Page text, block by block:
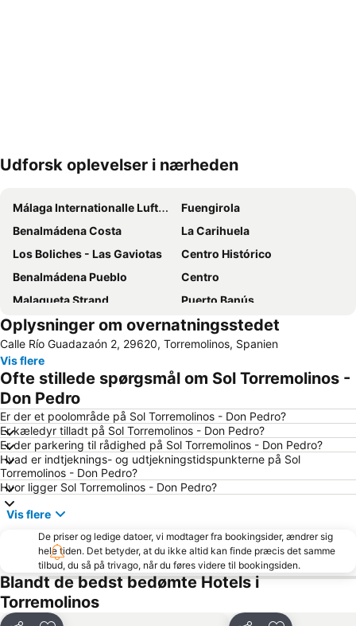
Udvid kort
Udforsk oplevelser i nærheden
Málaga Internationalle Lufthavn
Fuengirola
Benalmádena Costa
La Carihuela
Los Boliches - Las Gaviotas
Centro Histórico
Benalmádena Pueblo
Centro
Malagueta Strand
Puerto Banús
Torreblanca
Marina de Puerto Banus
Torrequebrada
Nueva Andalucía
La Malagueta
La Fonda
Centro Comercial Málaga Plaza
Marbella Golf & Country Club
El Pinillo
Malaga Busstation
La Cala Resort
Arena of La Malagueta
De Calahonda
Arroyo de la Miel Train Station
Alcazaba
Pedregalejo
Vialia Estación María Zambrano
Cala del Moral
Benajarafe
Bailén-Miraflores
Convention & Exhibition Centre of Marbella
Paseo Maritimo La Carihuela
Arroyo de la Miel
Oplysninger om overnatningsstedet
Calle Río Guadazaón 2, 29620, Torremolinos, Spanien
Vis flere
Ofte stillede spørgsmål om Sol Torremolinos -
Don Pedro
Er der et poolområde på Sol Torremolinos - Don Pedro?
Er kæledyr tilladt på Sol Torremolinos - Don Pedro?
Er der parkering til rådighed på Sol Torremolinos - Don Pedro?
Hvad er indtjeknings- og udtjekningstidspunkterne på Sol
Torremolinos - Don Pedro?
Hvor ligger Sol Torremolinos - Don Pedro?
Vis flere
De priser og ledige datoer, vi modtager fra bookingsider, ændrer sig
hele tiden. Det betyder, at du ikke altid kan finde præcis det samme
tilbud, du så på trivago, når du føres videre til bookingsiden.
Blandt de bedst bedømte Hotels i
Torremolinos